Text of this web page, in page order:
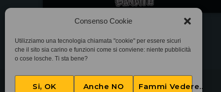
Consenso Cookie
Utilizziamo una tecnologia chiamata "cookie" per essere sicuri
che il sito sia carino e funzioni come si conviene: niente pubblicità
o cose losche. Ti sta bene?
Si, OK Anche NO Fammi Vedere..